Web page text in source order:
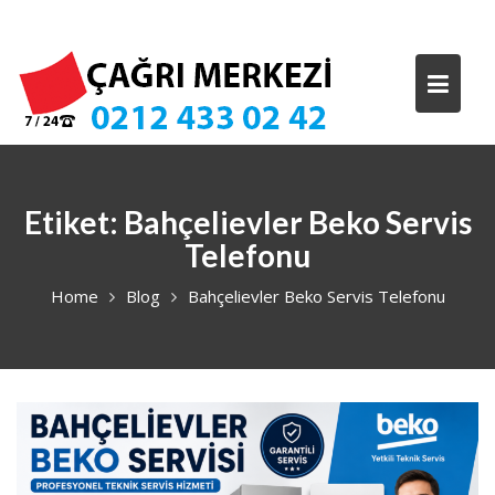
content
Etiket: Bahçelievler Beko Servis
Telefonu
Home Blog Bahçelievler Beko Servis Telefonu